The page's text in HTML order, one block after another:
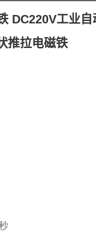
DC220V工业自
推拉电磁铁